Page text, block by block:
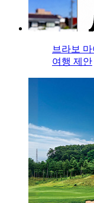
브라보
여행 제안